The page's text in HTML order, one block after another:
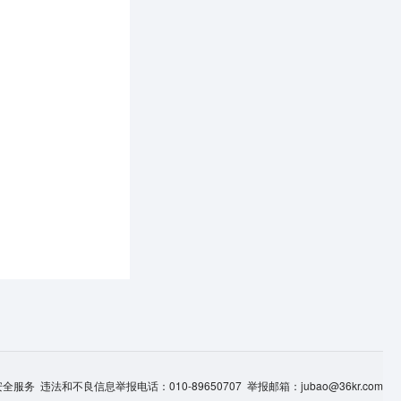
全服务 违法和不良信息举报电话：010-89650707 举报邮箱：jubao@36kr.com